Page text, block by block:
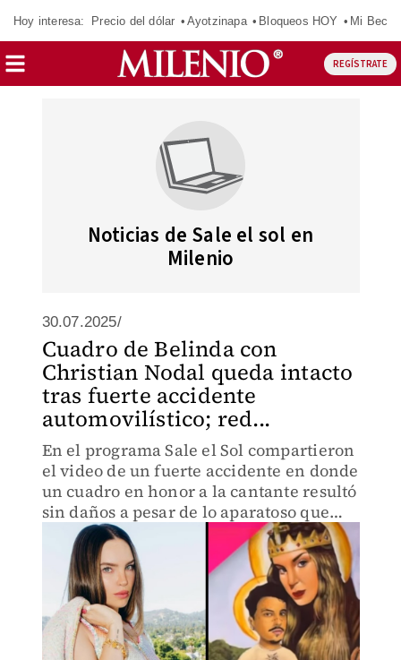
Hoy interesa: Precio del dólar Ayotzinapa Bloqueos HOY Mi Beca
REGÍSTRATE
Noticias de Sale el sol en
Milenio
30.07.2025/
Cuadro de Belinda con
Christian Nodal queda intacto
tras fuerte accidente
automovilístico; red...
En el programa Sale el Sol compartieron
el video de un fuerte accidente en donde
un cuadro en honor a la cantante resultó
sin daños a pesar de lo aparatoso que